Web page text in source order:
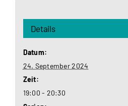
Details
Datum:
24. September 2024
Zeit:
19:00 - 20:30